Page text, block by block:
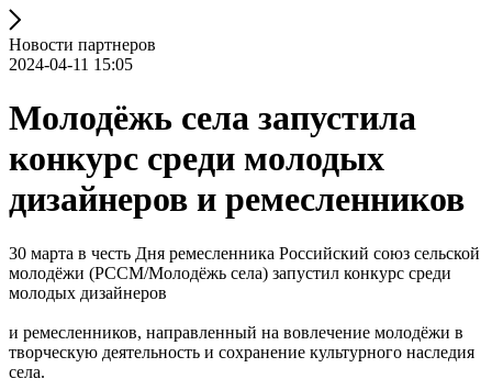
Новости партнеров
2024-04-11 15:05
Молодёжь села запустила
конкурс среди молодых
дизайнеров и ремесленников
30 марта в честь Дня ремесленника Российский союз сельской
молодёжи (РССМ/Молодёжь села) запустил конкурс среди
молодых дизайнеров
и ремесленников, направленный на вовлечение молодёжи в
творческую деятельность и сохранение культурного наследия
села.